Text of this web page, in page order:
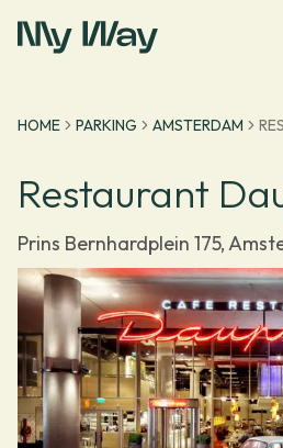
Ga naar homepage
HOME PARKING AMSTERDAM
Restaurant
Prins Bernhardplein 175,